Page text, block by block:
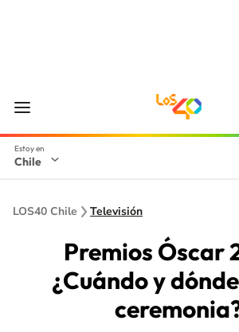
Chile
LOS40 Chile Televisión
Premios Óscar
¿Cuándo y